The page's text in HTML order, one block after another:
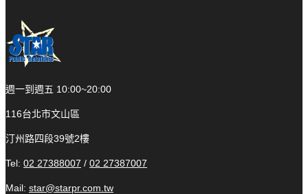
週一到週五 10:00~20:00
116台北市文山區
汀州路四段39號2樓
Tel: 02 27388007 / 02 27387007
Mail: star@starpr.com.tw